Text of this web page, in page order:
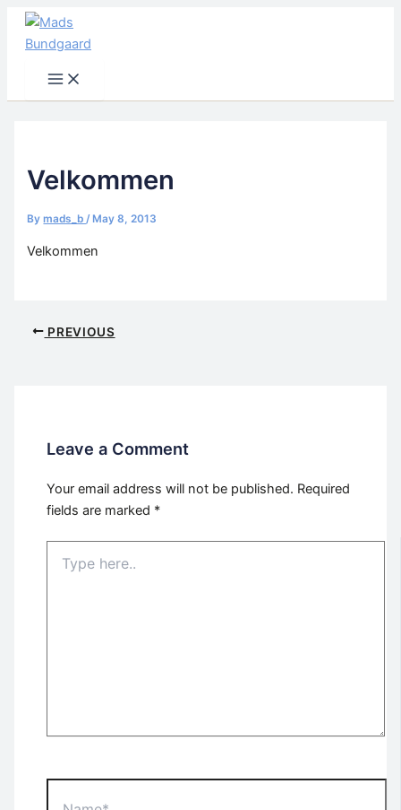
Skip
Main
Menu
Velkommen
Bymads_b/ May 8, 2013
Velkommen
PREVIOUS
Leave a Comment
Your email address will not be published. Required
fields are marked *
here..